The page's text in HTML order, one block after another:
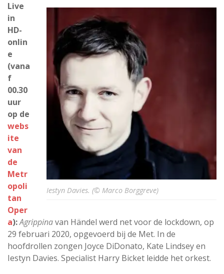
Iestyn Davies. (© Marco Borggreve)
Live
in
HD-
onlin
e
(vana
f
00.30
uur
op de
webs
ite
van
de
Metr
opoli
tan
Oper
a):Agrippinavan Händel werd net voor de lockdown, op
29 februari 2020, opgevoerd bij de Met. In de
hoofdrollen zongen Joyce DiDonato, Kate Lindsey en
Iestyn Davies. Specialist Harry Bicket leidde het orkest.